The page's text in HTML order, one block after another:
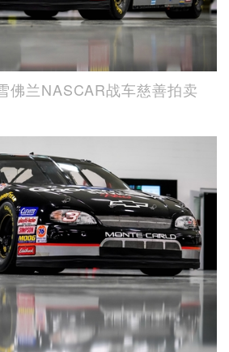
佛兰NASCAR战车慈善拍卖